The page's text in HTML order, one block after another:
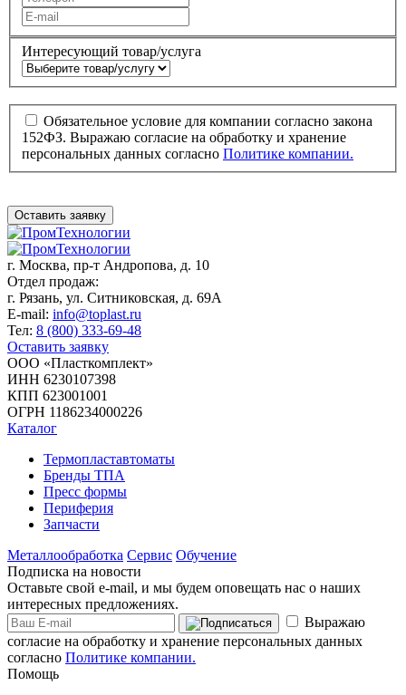
Интересующий товар/услуга
Обязательное условие для компании согласно закона
152ФЗ. Выражаю согласие на обработку и хранение
персональных данных согласно Политике компании.
Оставить заявку
г. Москва, пр-т Андропова, д. 10
Отдел продаж:
г. Рязань, ул. Ситниковская, д. 69А
E-mail: info@toplast.ru
Тел: 8 (800) 333-69-48
Оставить заявку
ООО «Пласткомплект»
ИНН 6230107398
КПП 623001001
ОГРН 1186234000226
Каталог
Термопластавтоматы
Бренды ТПА
Пресс формы
Периферия
Запчасти
Металлообработка Сервис Обучение
Подписка на новости
Оставьте свой e-mail, и мы будем оповещать нас о наших
интересных предложениях.
Выражаю
согласие на обработку и хранение персональных данных
согласно Политике компании.
Помощь